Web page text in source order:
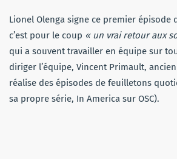
Lionel Olenga signe ce premier épisode
c’est pour le coup « un vrai retour aux
qui a souvent travailler en équipe sur
diriger l’équipe, Vincent Primault,
réalise des épisodes de feuilletons
sa propre série, In America sur OSC).